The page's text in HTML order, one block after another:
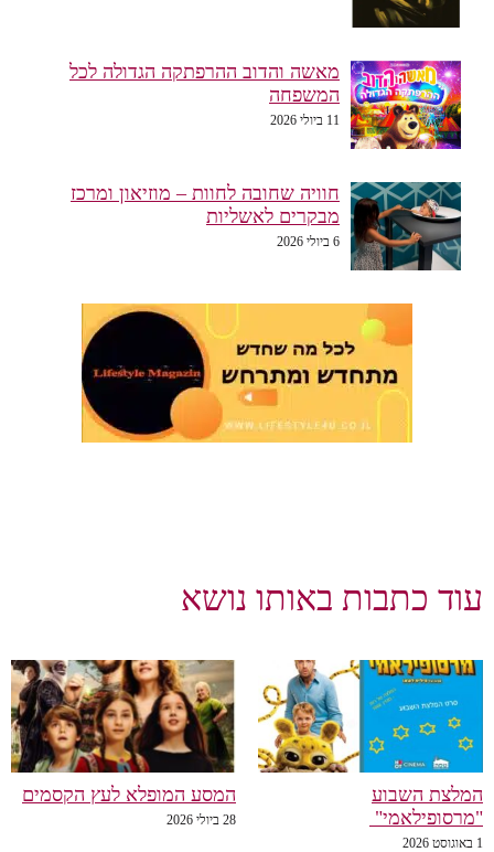
מאשה והדוב ההרפתקה הגדולה לכל
המשפחה
11 ביולי 2026
חוויה שחובה לחוות – מוזיאון ומרכז
מבקרים לאשליות
6 ביולי 2026
עוד כתבות באותו נושא
המלצת השבוע
"מרסופילאמי"
1 באוגוסט 2026
המסע המופלא לעץ הקסמים
28 ביולי 2026